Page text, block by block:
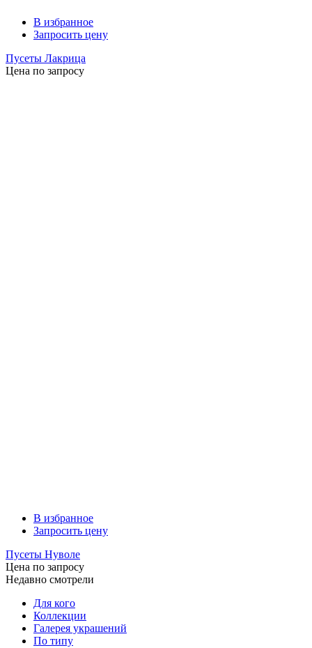
В избранное
Запросить цену
Пусеты Лакрица
Цена по запросу
В избранное
Запросить цену
Пусеты Нуволе
Цена по запросу
Недавно смотрели
Для кого
Коллекции
Галерея украшений
По типу